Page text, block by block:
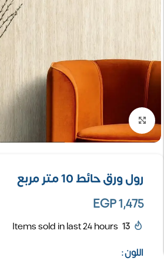
تكبير الصورة
رول ورق حائط 10 متر مربع
EGP1,475
13
Items sold in last 24 hours
اللون